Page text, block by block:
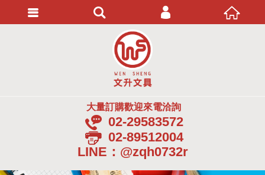
大量訂購歡迎來電洽詢
02-29583572
02-89512004
LINE：@zqh0732r
會員登入
忘記密碼
加入會員